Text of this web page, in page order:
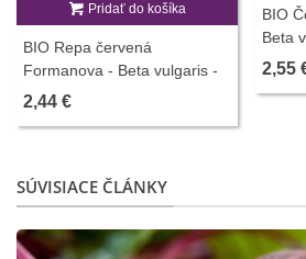
Pridať do košíka
BIO Repa červená
Formanova - Beta vulgaris -
predaj semien - 50 ks
2,44 €
BIO
Beta
2,55
SÚVISIACE ČLÁNKY